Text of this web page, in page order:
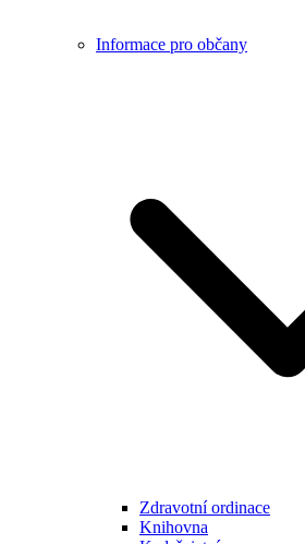
Informace pro občany
Zdravotní ordinace
Knihovna